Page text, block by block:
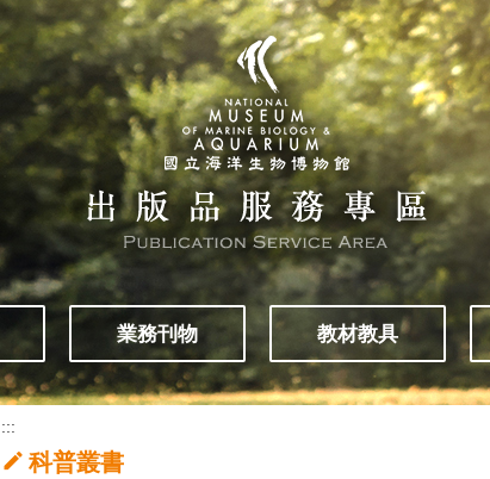
業務刊物 教材教具
:::
科普叢書